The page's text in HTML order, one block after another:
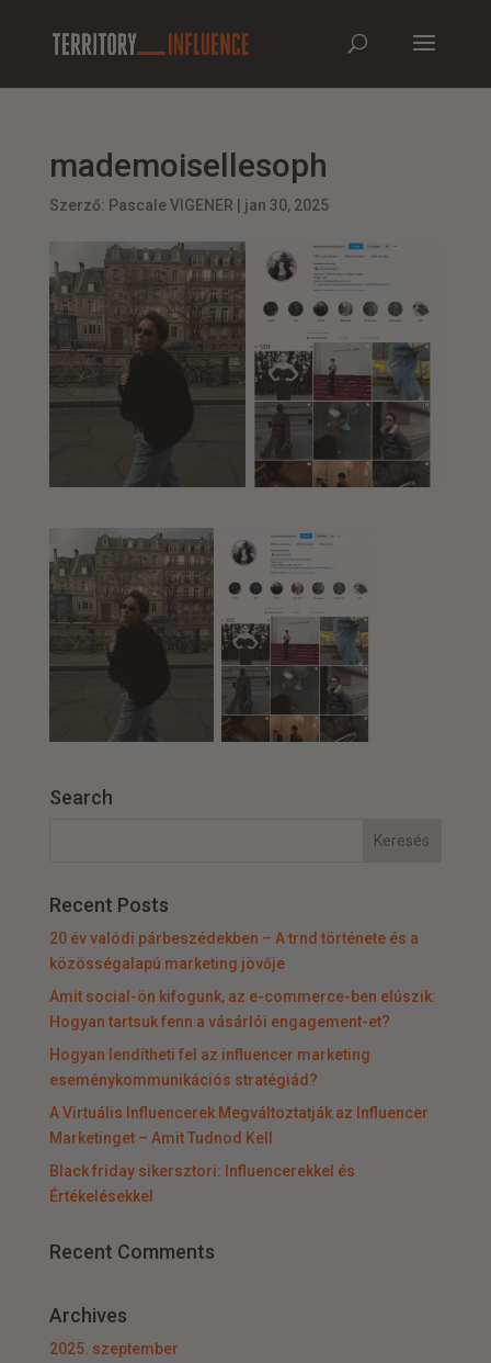
mademoisellesoph
Szerző: Pascale VIGENER jan 30, 2025
Search
Recent Posts
20 év valódi párbeszédekben – A trnd története és a
közösségalapú marketing jövője
Amit social-ön kifogunk, az e-commerce-ben elúszik:
Hogyan tartsuk fenn a vásárlói engagement-et?
Hogyan lendítheti fel az influencer marketing
eseménykommunikációs stratégiád?
A Virtuális Influencerek Megváltoztatják az Influencer
Marketinget – Amit Tudnod Kell
Black friday sikersztori: Influencerekkel és
Értékelésekkel
Recent Comments
Archives
2025. szeptember